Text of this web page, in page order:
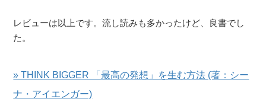
レビューは以上です。流し読みも多かったけど、良書でし
た。
» THINK BIGGER 「最高の発想」を生む方法 (著：シー
ナ・アイエンガー)